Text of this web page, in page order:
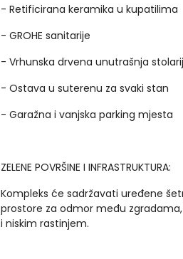
- Retificirana keramika u kupatilima
- GROHE sanitarije
- Vrhunska drvena unutrašnja
- Ostava u suterenu za svaki stan
- Garažna i vanjska parking mjesta
ZELENE POVRŠINE I INFRASTRUKTURA:
Kompleks će sadržavati uređene
prostore za odmor među
i niskim rastinjem.